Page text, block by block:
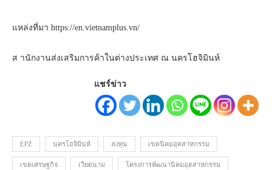
แหล่งที่มา https://en.vietnamplus.vn/
ส านักงานส่งเสริมการค้าในต่างประเทศ ณ นครโฮจิมินห์
แชร์ข่าว
EPZ นครโฮจิมินห์ ลงทุน เขตนิคมอุตสาหกรรม
เขตเศรษฐกิจ เวียดนาม โครงการพัฒนานิคมอุตสาหกรรม